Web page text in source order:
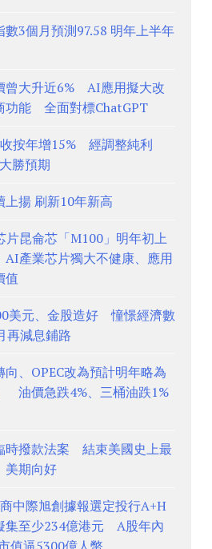
數3個月預測97.58 明年上半年
曾大升近6% AI應用擬大改
功能 全面對標ChatGPT
按年增15% 經調整純利
勝預期
上揚 刷新10年新高
片昆侖芯「M100」明年初上
產業芯片獨大不健康、應用
值
美元、金股造好 憧憬經濟數
再減息鋪路
、OPEC改為預計明年略為
油價急跌4%、三桶油跌1%
時撥款法案 結束美國史上最
期向好
中際旭創據報選定投行A+H
集至少234億港元 A股年內